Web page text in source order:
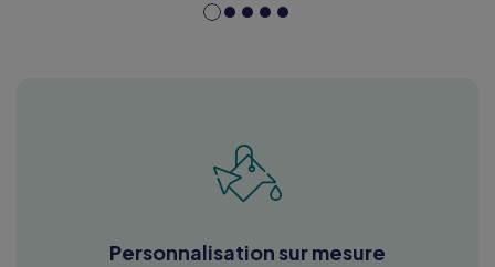
Personnalisation sur mesure